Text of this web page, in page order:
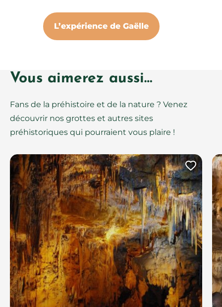
L’expérience de Gaëlle
Vous aimerez aussi…
Fans de la préhistoire et de la nature ? Venez
découvrir nos grottes et autres sites
préhistoriques qui pourraient vous plaire !